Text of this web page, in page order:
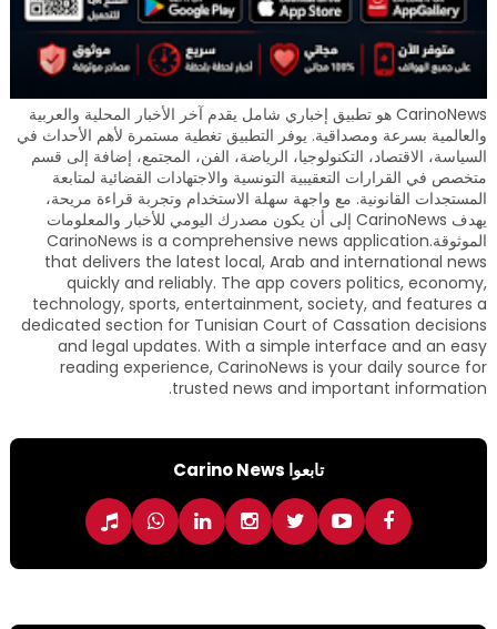
CarinoNews هو تطبيق إخباري شامل يقدم آخر الأخبار المحلية والعربية
والعالمية بسرعة ومصداقية. يوفر التطبيق تغطية مستمرة لأهم الأحداث في
السياسة، الاقتصاد، التكنولوجيا، الرياضة، الفن، المجتمع، إضافة إلى قسم
متخصص في القرارات التعقيبية التونسية والاجتهادات القضائية لمتابعة
المستجدات القانونية. مع واجهة سهلة الاستخدام وتجربة قراءة مريحة،
يهدف CarinoNews إلى أن يكون مصدرك اليومي للأخبار والمعلومات
الموثوقة.CarinoNews is a comprehensive news application
that delivers the latest local, Arab and international news
quickly and reliably. The app covers politics, economy,
technology, sports, entertainment, society, and features a
dedicated section for Tunisian Court of Cassation decisions
and legal updates. With a simple interface and an easy
reading experience, CarinoNews is your daily source for
trusted news and important information.
تابعوا Carino News